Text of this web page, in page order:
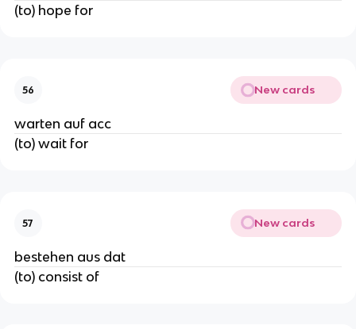
(to) hope for
56 New cards
warten auf acc
(to) wait for
57 New cards
bestehen aus dat
(to) consist of